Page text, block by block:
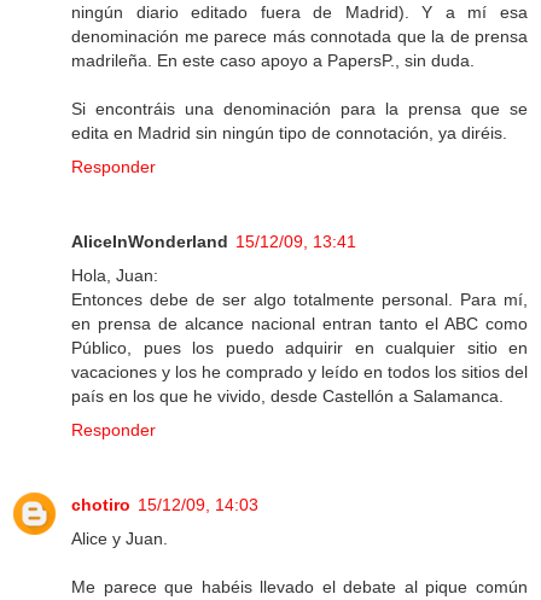
ningún diario editado fuera de Madrid). Y a mí esa
denominación me parece más connotada que la de prensa
madrileña. En este caso apoyo a PapersP., sin duda.
Si encontráis una denominación para la prensa que se
edita en Madrid sin ningún tipo de connotación, ya diréis.
Responder
AliceInWonderland 15/12/09, 13:41
Hola, Juan:
Entonces debe de ser algo totalmente personal. Para mí,
en prensa de alcance nacional entran tanto el ABC como
Público, pues los puedo adquirir en cualquier sitio en
vacaciones y los he comprado y leído en todos los sitios del
país en los que he vivido, desde Castellón a Salamanca.
Responder
chotiro 15/12/09, 14:03
Alice y Juan.
Me parece que habéis llevado el debate al pique común